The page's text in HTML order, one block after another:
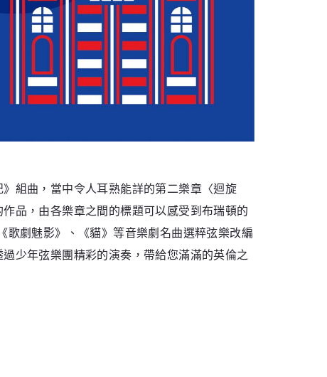
組曲，當中令人耳熟能詳的第二樂章〈迴旋
品，由各樂章之間的標題可以感受到布瑞頓的
劇魅影》、《貓》等音樂劇名曲選粹弦樂改編
少年弦樂團精彩的演奏，帶給您滿滿的英倫之